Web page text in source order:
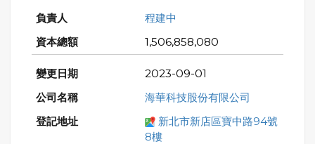
程建中
1,506,858,080
2023-09-01
海華科技股份有限公司
新北市新店區寶中路94號
8樓